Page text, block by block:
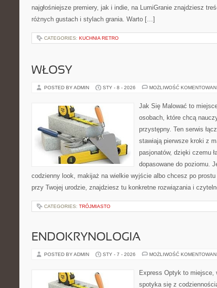
najgłośniejsze premiery, jak i indie, na LumiGranie znajdziesz
różnych gustach i stylach grania. Warto […]
CATEGORIES: KUCHNIA RETRO
WŁOSY
POSTED BY ADMIN STY - 8 - 2026 MOŻLIWOŚĆ
Jak Się Malować to
osobach, które chcą
przystępny. Ten serwis
stawiają pierwsze kroki z
pasjonatów, dzięki czemu
dopasowane do poziomu.
codzienny look, makijaż na wielkie wyjście albo chcesz po prostu
przy Twojej urodzie, znajdziesz tu konkretne rozwiązania i
CATEGORIES: TRÓJMIASTO
ENDOKRYNOLOGIA
POSTED BY ADMIN STY - 7 - 2026 MOŻLIWOŚĆ
Express Optyk to miejsce,
spotyka się z